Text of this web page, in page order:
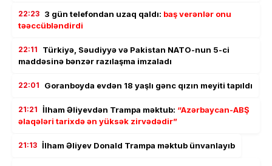
22:23 3 gün telefondan uzaq qaldı: baş verənlər onu
təəccübləndirdi
22:11
Türkiyə, Səudiyyə və Pakistan NATO-nun 5-ci
maddəsinə bənzər razılaşma imzaladı
22:01 Goranboyda evdən 18 yaşlı gənc qızın meyiti tapıldı
21:21 İlham Əliyevdən Trampa məktub: “Azərbaycan-ABŞ
əlaqələri tarixdə ən yüksək zirvədədir”
21:13 İlham Əliyev Donald Trampa məktub ünvanlayıb